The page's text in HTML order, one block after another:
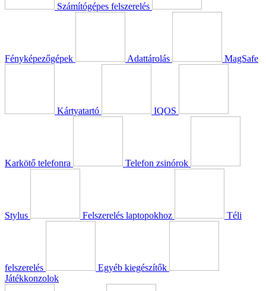
Számítógépes felszerelés
Fényképezőgépek Adattárolás MagSafe
Kártyatartó IQOS
Karkötő telefonra Telefon zsinórok
Stylus Felszerelés laptopokhoz Téli
felszerelés
Egyéb kiegészítők
Játékkonzolok